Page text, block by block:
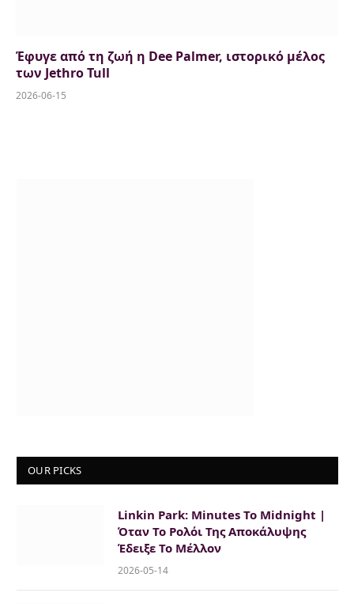
Έφυγε από τη ζωή η Dee Palmer, ιστορικό μέλος
των Jethro Tull
2026-06-15
OUR PICKS
Linkin Park: Minutes To Midnight |
Όταν Το Ρολόι Της Αποκάλυψης
Έδειξε Το Μέλλον
2026-05-14